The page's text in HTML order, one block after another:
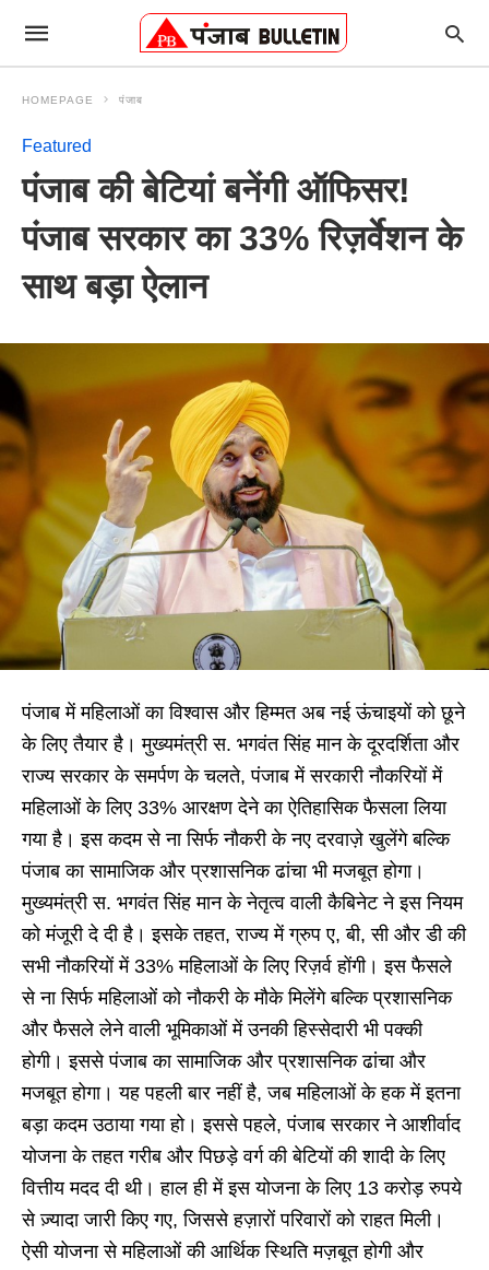
HOMEPAGE पंजाब
Featured
पंजाब की बेटियां बनेंगी ऑफिसर!
पंजाब सरकार का 33% रिज़र्वेशन के
साथ बड़ा ऐलान
पंजाब में महिलाओं का विश्वास और हिम्मत अब नई ऊंचाइयों को छूने
के लिए तैयार है। मुख्यमंत्री स. भगवंत सिंह मान के दूरदर्शिता और
राज्य सरकार के समर्पण के चलते, पंजाब में सरकारी नौकरियों में
महिलाओं के लिए 33% आरक्षण देने का ऐतिहासिक फैसला लिया
गया है। इस कदम से ना सिर्फ नौकरी के नए दरवाज़े खुलेंगे बल्कि
पंजाब का सामाजिक और प्रशासनिक ढांचा भी मजबूत होगा।
मुख्यमंत्री स. भगवंत सिंह मान के नेतृत्व वाली कैबिनेट ने इस नियम
को मंजूरी दे दी है। इसके तहत, राज्य में ग्रुप ए, बी, सी और डी की
सभी नौकरियों में 33% महिलाओं के लिए रिज़र्व होंगी। इस फैसले
से ना सिर्फ महिलाओं को नौकरी के मौके मिलेंगे बल्कि प्रशासनिक
और फैसले लेने वाली भूमिकाओं में उनकी हिस्सेदारी भी पक्की
होगी। इससे पंजाब का सामाजिक और प्रशासनिक ढांचा और
मजबूत होगा। यह पहली बार नहीं है, जब महिलाओं के हक में इतना
बड़ा कदम उठाया गया हो। इससे पहले, पंजाब सरकार ने आशीर्वाद
योजना के तहत गरीब और पिछड़े वर्ग की बेटियों की शादी के लिए
वित्तीय मदद दी थी। हाल ही में इस योजना के लिए 13 करोड़ रुपये
से ज़्यादा जारी किए गए, जिससे हज़ारों परिवारों को राहत मिली।
ऐसी योजना से महिलाओं की आर्थिक स्थिति मज़बूत होगी और